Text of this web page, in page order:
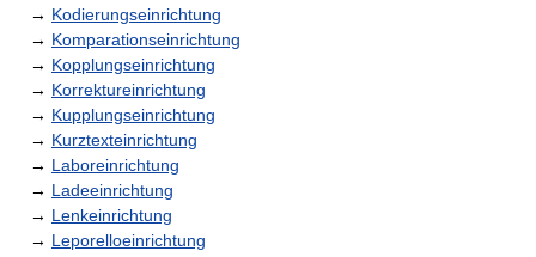
→ Kodierungseinrichtung
→ Komparationseinrichtung
→ Kopplungseinrichtung
→ Korrektureinrichtung
→ Kupplungseinrichtung
→ Kurztexteinrichtung
→ Laboreinrichtung
→ Ladeeinrichtung
→ Lenkeinrichtung
→ Leporelloeinrichtung